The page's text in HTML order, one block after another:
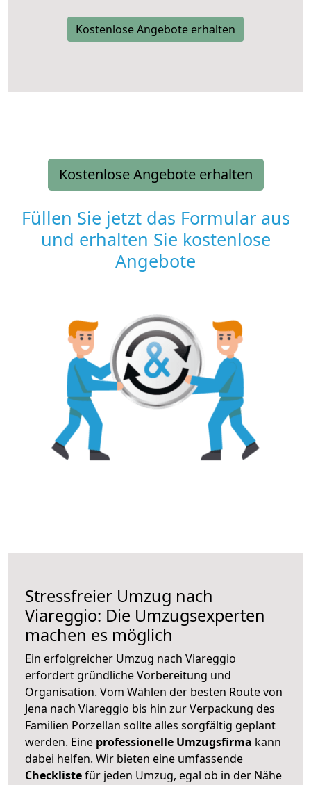
Kostenlose Angebote erhalten
Kostenlose Angebote erhalten
Füllen Sie jetzt das Formular aus
und erhalten Sie kostenlose
Angebote
Stressfreier Umzug nach
Viareggio: Die Umzugsexperten
machen es möglich
Ein erfolgreicher Umzug nach Viareggio
erfordert gründliche Vorbereitung und
Organisation. Vom Wählen der besten Route von
Jena nach Viareggio bis hin zur Verpackung des
Familien Porzellan sollte alles sorgfältig geplant
werden. Eine professionelle Umzugsfirma kann
dabei helfen. Wir bieten eine umfassende
Checklistefür jeden Umzug, egal ob in der Nähe